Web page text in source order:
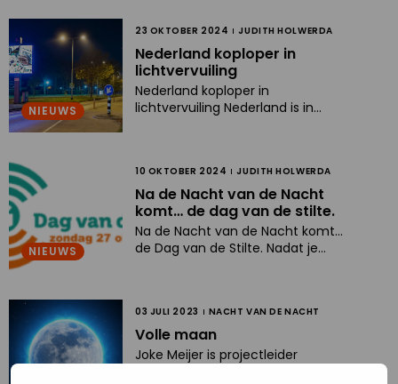
NIEUWS
Nederland koploper in
lichtvervuiling
23 OKTOBER 2024 JUDITH HOLWERDA
Nederland koploper in
lichtvervuiling Nederland is in
mens ...Nederland koploper in
lichtvervuiling Nederland is in
Europa één van de gebieden met
de meeste lichtvervuiling. Dit
heeft ernstige gevolgen voor
mens ...
more
about
Nederland
koploper
in
NIEUWS
Na de Nacht van de Nacht
komt… de dag van de stilte.
10 OKTOBER 2024 JUDITH HOLWERDA
Na de Nacht van de Nacht komt…
de Dag van de Stilte. Nadat je
Stilte. Nadat je tijdens de Nacht
van de Nacht heerlijk hebt ...
Read
more
about
Na
de
Nacht
van
de
Nacht
komt…
Volle maan
03 JULI 2023 NACHT VAN DE NACHT
Joke Meijer is projectleider
Read
more
about
Volle